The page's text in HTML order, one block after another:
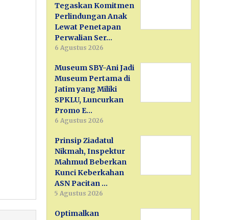
Tegaskan Komitmen
Perlindungan Anak
Lewat Penetapan
Perwalian Ser…
6 Agustus 2026
Museum SBY-Ani Jadi
Museum Pertama di
Jatim yang Miliki
SPKLU, Luncurkan
Promo E…
6 Agustus 2026
Prinsip Ziadatul
Nikmah, Inspektur
Mahmud Beberkan
Kunci Keberkahan
ASN Pacitan …
5 Agustus 2026
Optimalkan